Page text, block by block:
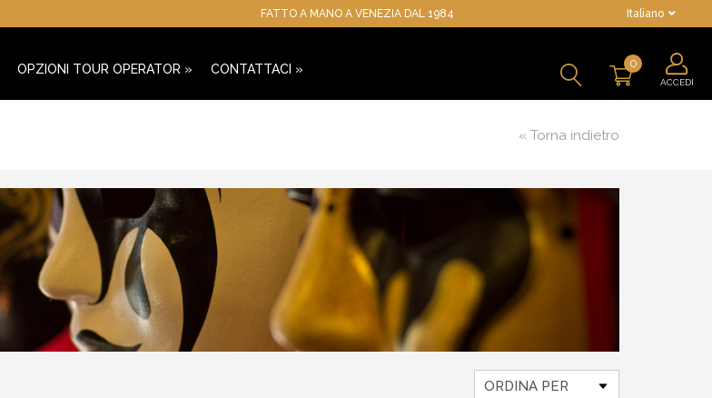
FATTO A MANO A VENEZIA DAL 1984 Italiano
OPZIONI TOUR OPERATOR » CONTATTACI » 0
ACCEDI
« Torna indietro
ORDINA PER